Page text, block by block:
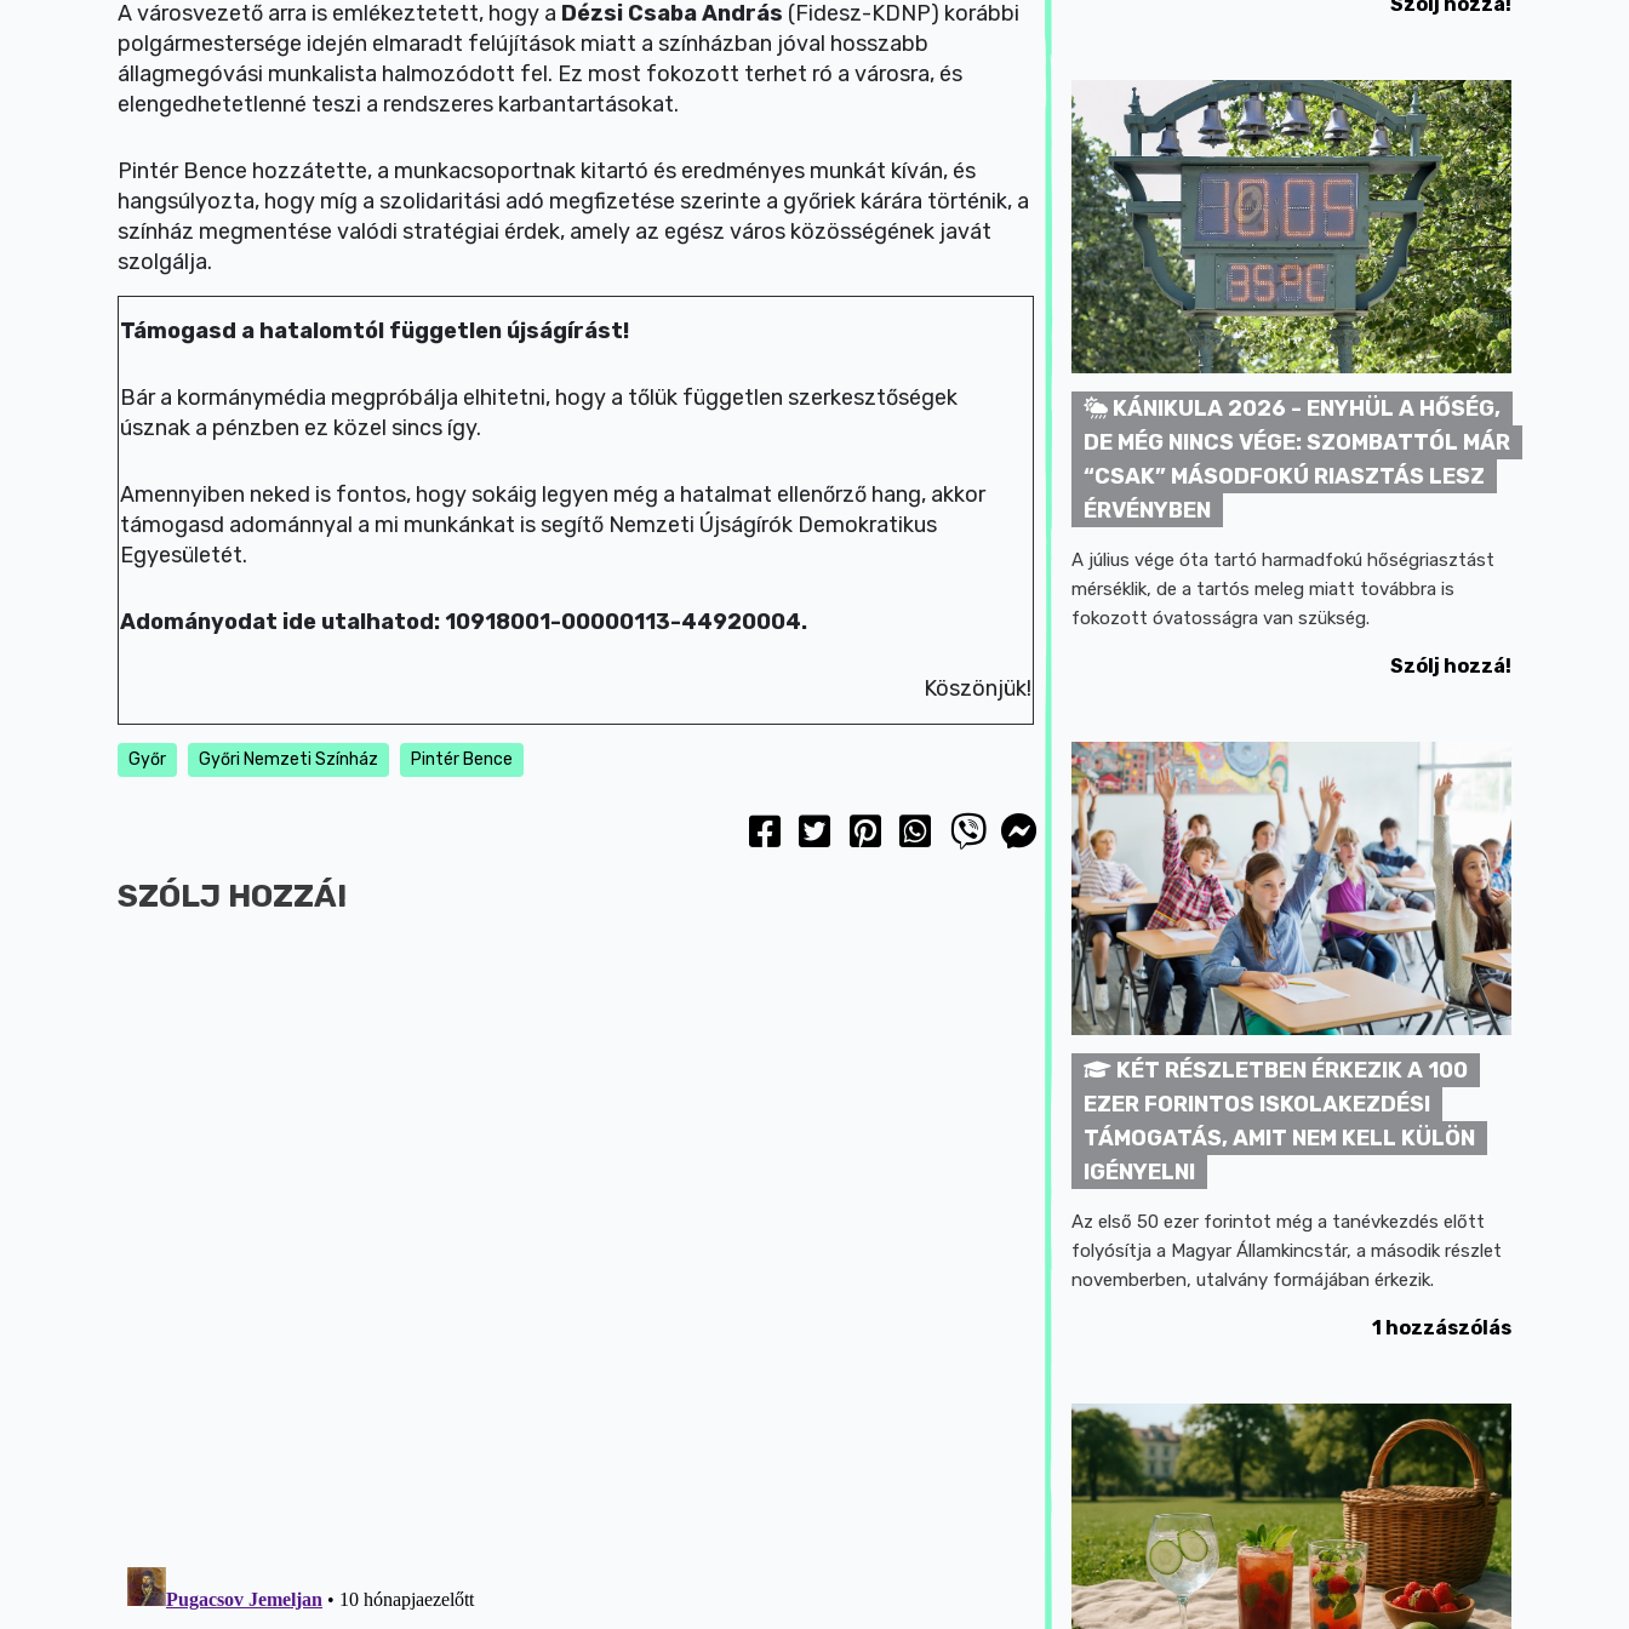
A városvezető arra is emlékeztetett, hogy a Dézsi Csaba András (Fidesz-KDNP) korábbi
polgármestersége idején elmaradt felújítások miatt a színházban jóval hosszabb
állagmegóvási munkalista halmozódott fel. Ez most fokozott terhet ró a városra, és
elengedhetetlenné teszi a rendszeres karbantartásokat.
Pintér Bence hozzátette, a munkacsoportnak kitartó és eredményes munkát kíván, és
hangsúlyozta, hogy míg a szolidaritási adó megfizetése szerinte a győriek kárára történik, a
színház megmentése valódi stratégiai érdek, amely az egész város közösségének javát
szolgálja.
Támogasd a hatalomtól független újságírást!
Bár a kormánymédia megpróbálja elhitetni, hogy a tőlük független szerkesztőségek
úsznak a pénzben ez közel sincs így.
Amennyiben neked is fontos, hogy sokáig legyen még a hatalmat ellenőrző hang, akkor
támogasd adománnyal a mi munkánkat is segítő Nemzeti Újságírók Demokratikus
Egyesületét.
Adományodat ide utalhatod: 10918001-00000113-44920004.
Köszönjük!
Győr Győri Nemzeti Színház Pintér Bence
SZÓLJ HOZZÁ!
KÁNIKULA 2026 - ENYHÜL A HŐSÉG,
DE MÉG NINCS VÉGE: SZOMBATTÓL MÁR
“CSAK” MÁSODFOKÚ RIASZTÁS LESZ
ÉRVÉNYBEN
A július vége óta tartó harmadfokú hőségriasztást
mérséklik, de a tartós meleg miatt továbbra is
fokozott óvatosságra van szükség.
Szólj hozzá!
KÉT RÉSZLETBEN ÉRKEZIK A 100
EZER FORINTOS ISKOLAKEZDÉSI
TÁMOGATÁS, AMIT NEM KELL KÜLÖN
IGÉNYELNI
Az első 50 ezer forintot még a tanévkezdés előtt
folyósítja a Magyar Államkincstár, a második részlet
novemberben, utalvány formájában érkezik.
1 hozzászólás